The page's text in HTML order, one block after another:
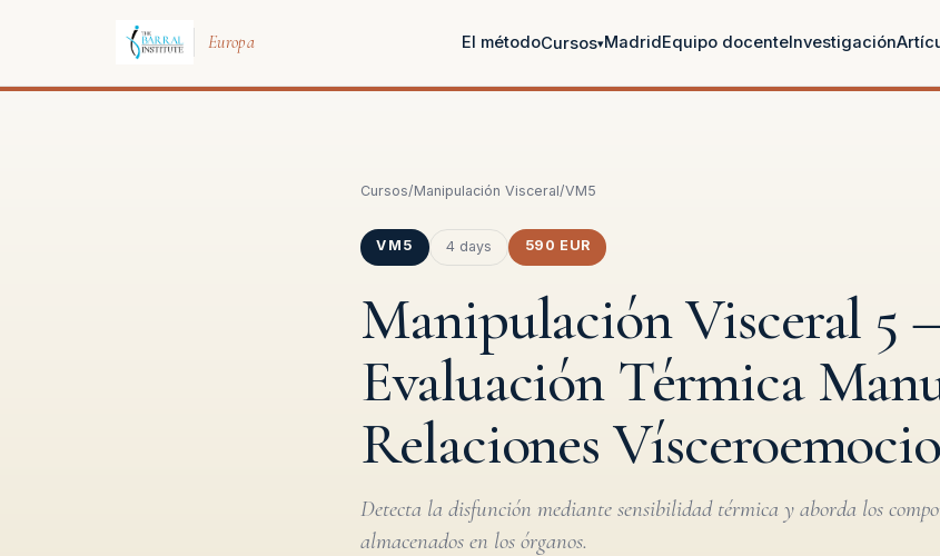
Europa El métodoCursos▾Madrid Equipo docenteInvestigación
Cursos/Manipulación Visceral/VM5
VM5 4 days 590 EUR
Manipulación Visceral 5
Evaluación Térmica
Relaciones
Detecta la disfunción mediante sensibilidad térmica y aborda los
almacenados en los órganos.